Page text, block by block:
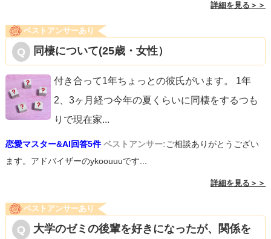
詳細を見る＞＞
ベストアンサーあり
同棲について(25歳・女性）
付き合って1年ちょっとの彼氏がいます。 1年
2、3ヶ月経つ今年の夏くらいに同棲をするつも
りで現在家...
恋愛マスター&AI回答5件 ベストアンサー:ご相談ありがとうござい
ます。アドバイザーのykoouuuです...
詳細を見る＞＞
ベストアンサーあり
大学のゼミの後輩を好きになったが、関係を